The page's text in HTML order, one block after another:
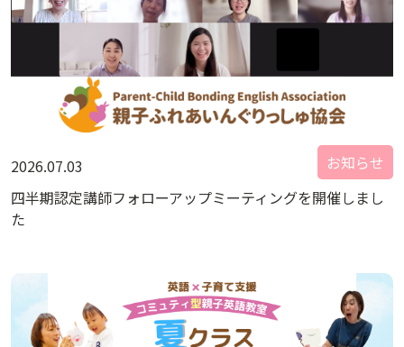
2026.07.03
お知らせ
四半期認定講師フォローアップミーティングを開催しまし
た